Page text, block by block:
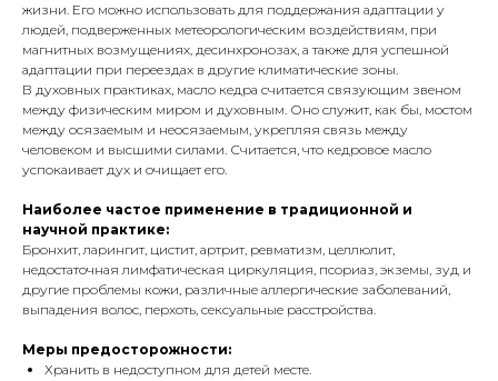
жизни. Его можно использовать для поддержания адаптации у
людей, подверженных метеорологическим воздействиям, при
магнитных возмущениях, десинхронозах, а также для успешной
адаптации при переездах в другие климатические зоны.
В духовных практиках, масло кедра считается связующим звеном
между физическим миром и духовным. Оно служит, как бы, мостом
между осязаемым и неосязаемым, укрепляя связь между
человеком и высшими силами. Считается, что кедровое масло
успокаивает дух и очищает его.
Наиболее частое применение в традиционной и
научной практике:
Бронхит, ларингит, цистит, артрит, ревматизм, целлюлит,
недостаточная лимфатическая циркуляция, псориаз, экземы, зуд и
другие проблемы кожи, различные аллергические заболеваний,
выпадения волос, перхоть, сексуальные расстройства.
Меры предосторожности:
Хранить в недоступном для детей месте.